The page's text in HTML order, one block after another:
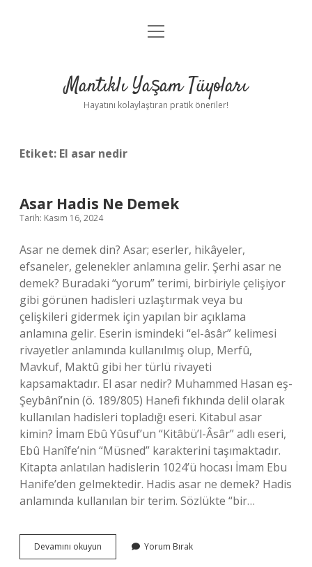
Anasayfa
Yasal Uyarı
menüyü
Mantıklı Yaşam Tüyoları
Hayatını kolaylaştıran pratik öneriler!
Etiket: El asar nedir
Asar Hadis Ne Demek
Tarih: Kasım 16, 2024
Asar ne demek din? Asar; eserler, hikâyeler,
efsaneler, gelenekler anlamına gelir. Şerhi asar ne
demek? Buradaki “yorum” terimi, birbiriyle çelişiyor
gibi görünen hadisleri uzlaştırmak veya bu
çelişkileri gidermek için yapılan bir açıklama
anlamına gelir. Eserin ismindeki “el-âsâr” kelimesi
rivayetler anlamında kullanılmış olup, Merfû,
Mavkuf, Maktû gibi her türlü rivayeti
kapsamaktadır. El asar nedir? Muhammed Hasan eş-
Şeybânî’nin (ö. 189/805) Hanefi fıkhında delil olarak
kullanılan hadisleri topladığı eseri. Kitabul asar
kimin? İmam Ebû Yûsuf’un “Kitâbü’l-Âsâr” adlı eseri,
Ebû Hanîfe’nin “Müsned” karakterini taşımaktadır.
Kitapta anlatılan hadislerin 1024’ü hocası İmam Ebu
Hanife’den gelmektedir. Hadis asar ne demek? Hadis
anlamında kullanılan bir terim. Sözlükte “bir…
Devamını okuyun
Hadis
Yorum Bırak